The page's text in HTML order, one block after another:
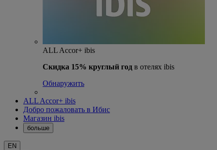
ALL Accor+ ibis
Скидка 15% круглый год в отелях ibis
Обнаружить
ALL Accor+ ibis
Добро пожаловать в Ибис
Магазин ibis
больше
EN